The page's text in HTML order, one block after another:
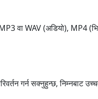
वा WAV (अडियो), MP4
गर्न सक्नुहुन्छ, निम्नबाट